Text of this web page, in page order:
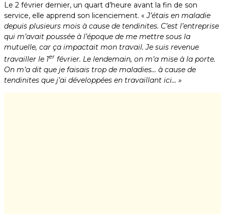
Le 2 février dernier, un quart d’heure avant la fin de son
service, elle apprend son licenciement. «J’étais en maladie
depuis plusieurs mois à cause de tendinites. C’est l’entreprise
qui m’avait poussée à l’époque de me mettre sous la
mutuelle, car ça impactait mon travail. Je suis revenue
travailler le 1er février. Le lendemain, on m’a mise à la porte.
On m’a dit que je faisais trop de maladies… à cause de
tendinites que j’ai développées en travaillant ici… »